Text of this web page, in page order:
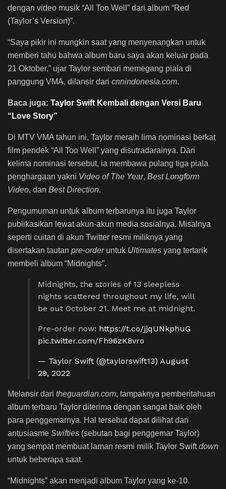
dengan video musik “All Too Well” dari album “Red
(Taylor’s Version)”.
“Saya pikir ini mungkin saat yang menyenangkan untuk
memberi tahu bahwa album baru saya akan keluar pada
21 Oktober,” ujar Taylor sembari memegang piala di
panggung VMA, dilansir dari cnnindonesia.com.
Baca juga: Taylor Swift Kembali dengan Versi Baru
“Love Story”
Di MTV VMA tahun ini, Taylor meraih lima nominasi berkat
film pendek “All Too Well” yang disutradarainya. Dari
kelima nominasi tersebut, ia membawa pulang tiga piala
penghargaan yakni Video of The Year, Best Longform
Video, dan Best Direction.
Pengumuman untuk album terbarunya itu juga Taylor
publikasikan lewat akun-akun media sosialnya. Misalnya
seperti cuitan di akun Twitter resmi miliknya yang
disertakan tautan pre-orderuntuk Ultimates yang tertarik
membeli album “Midnights”.
Midnights, the stories of 13 sleepless
nights scattered throughout my life, will
be out October 21. Meet me at midnight.
Pre-order now: https://t.co/jjqUNkphuG
pic.twitter.com/Fh96zK8vro
— Taylor Swift (@taylorswift13) August
29, 2022
Melansir dari theguardian.com, tampaknya pemberitahuan
album terbaru Taylor diterima dengan sangat baik oleh
para penggemarnya. Hal tersebut dapat dilihat dari
antusiasme Swifties (sebutan bagi penggemar Taylor)
yang sempat membuat laman resmi milik Taylor Swiftdown
untuk beberapa saat.
“Midnights” akan menjadi album Taylor yang ke-10.